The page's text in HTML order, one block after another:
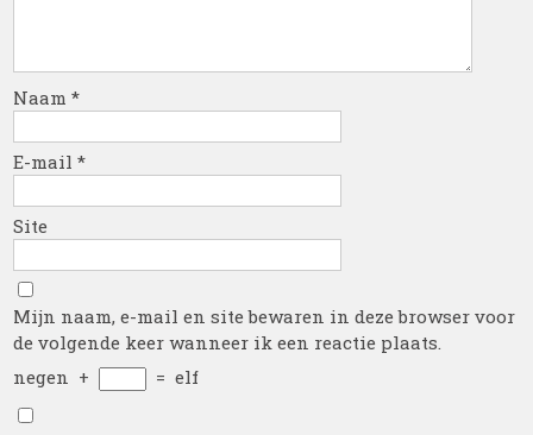
Naam*
E-mail*
Site
Mijn naam, e-mail en site bewaren in deze browser voor
de volgende keer wanneer ik een reactie plaats.
negen + = elf